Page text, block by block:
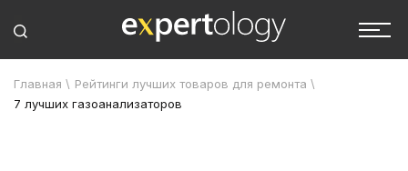
Главная \ Рейтинги лучших товаров для ремонта \
7 лучших газоанализаторов